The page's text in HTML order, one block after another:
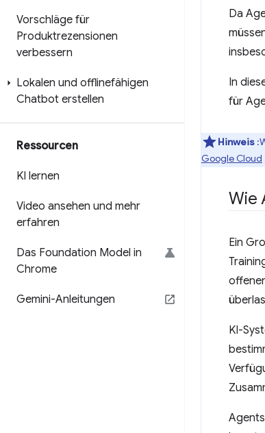
Vorschläge für
Produktrezensionen
verbessern
Lokalen und offlinefähigen
Chatbot erstellen
Ressourcen
KI lernen
Video ansehen und mehr
erfahren
Das Foundation Model in
Chrome
Gemini-Anleitungen
Da
In
für
Hinweis
Google Cloud
Wie
Ein
KI-